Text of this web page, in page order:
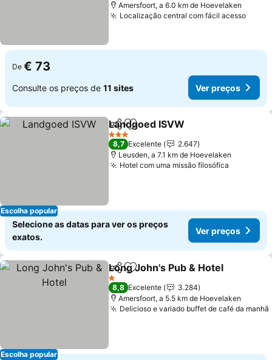
Amersfoort, a 6.0 km de Hoevelaken
Localização central com fácil acesso
De € 73
Consulte os preços de 11 sites Ver preços
Escolha popular
PartilharAdicionar aos favoritos
Landgoed ISVW
3 Estrelas
8,7 Excelente
2.647
Leusden, a 7.1 km de Hoevelaken
Hotel com uma missão filosófica
Selecione as datas para ver os preços
exatos.
Ver preços
Escolha popular
PartilharAdicionar aos favoritos
Long John's Pub & Hotel
1 Estrelas
8,8 Excelente
3.284
Amersfoort, a 5.5 km de Hoevelaken
Delicioso e variado buffet de café da manhã